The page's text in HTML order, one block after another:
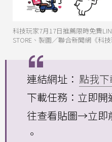
科技玩家7月17日推薦限時免費
STORE、製圖／聯合新聞網《科技
連結網址： 點我下
下載任務：立即
往查看貼圖→立即
。